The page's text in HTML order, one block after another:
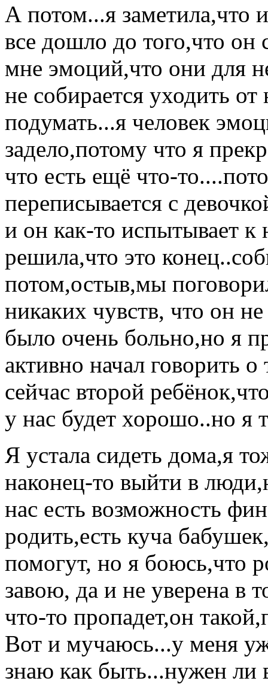
А потом...я заметила,что
все дошло до того,что он
мне эмоций,что они для
не собирается уходить
подумать...я человек
задело,потому что я
что есть ещё что-
переписывается с
и он как-то испытывает
решила,что это
потом,остыв,мы
никаких чувств, что он
было очень больно,но я
активно начал говорить
сейчас второй
у нас будет хорошо..но я
Я устала сидеть дома,я
наконец-то выйти в
нас есть возможность
родить,есть куча
помогут, но я боюсь,что
завою, да и не уверена в
что-то пропадет,он
Вот и мучаюсь...у меня
знаю как быть...нужен ли